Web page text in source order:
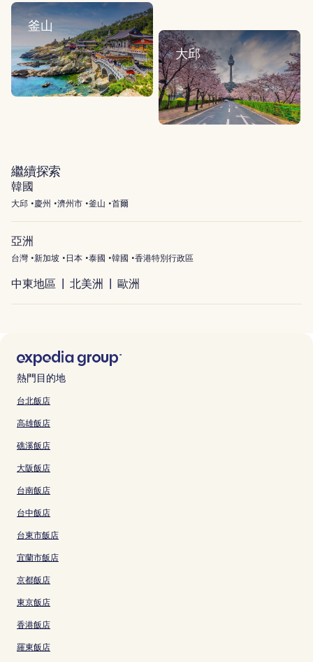
釜山
大邱
繼續探索
韓國
大邱 慶州 濟州市 釜山 首爾
亞洲
台灣 新加坡 日本 泰國 韓國 香港特別行政區
中東地區 北美洲 歐洲
熱門目的地
台北飯店
高雄飯店
礁溪飯店
大阪飯店
台南飯店
台中飯店
台東市飯店
宜蘭市飯店
京都飯店
東京飯店
香港飯店
羅東飯店